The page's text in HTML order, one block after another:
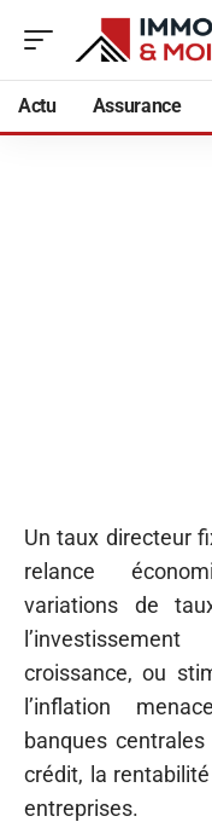
Actu Assurance
Un taux directeur
relance
variations de
croissance, ou
l’inflation
banques
crédit, la
entreprises.